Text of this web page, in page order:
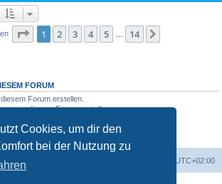
Cookies, um dir den
bei der Nutzung zu
Seite 1von 14
1 2 3 4 5 14
FORUM
Forum erstellen.
in diesem Forum erstellen.
diesem Forumnicht löschen.
UTC+02:00